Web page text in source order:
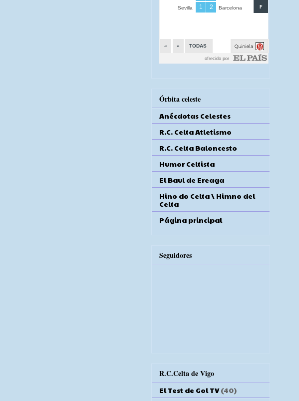
Órbita celeste
Anécdotas Celestes
R.C. Celta Atletismo
R.C. Celta Baloncesto
Humor Celtista
El Baul de Ereaga
Hino do Celta \ Himno del
Celta
Página principal
Seguidores
R.C.Celta de Vigo
El Test de Gol TV (40)